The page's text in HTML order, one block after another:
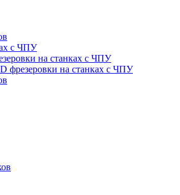
с ЧПУ
на станках с ЧПУ
фрезеровки на станках с ЧПУ